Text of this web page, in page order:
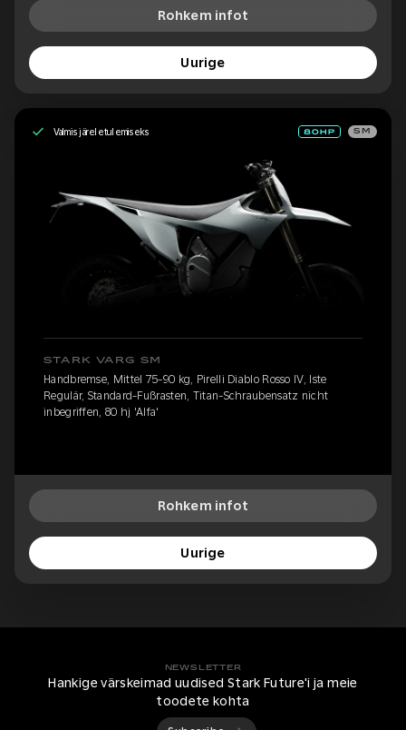
Rohkem infot
Uurige
Valmis järeletulemiseks SM
STARK VARG SM
Handbremse, Mittel 75-90 kg, Pirelli Diablo Rosso IV, Iste
Regulär, Standard-Fußrasten, Titan-Schraubensatz nicht
inbegriffen, 80 hj 'Alfa'
Rohkem infot
Uurige
NEWSLETTER
Hankige värskeimad uudised Stark Future'i ja meie
toodete kohta